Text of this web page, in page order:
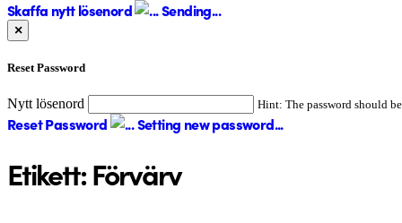
Skaffa nytt lösenord Sending...
×
Reset Password
Nytt lösenord Hint: The password should
Reset Password Setting new password...
Etikett:Förvärv